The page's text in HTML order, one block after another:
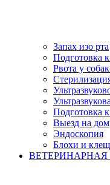
Запах изо рта
Подготовка
Рвота у
Подготовка
Выезд на дом
Эндоскопия
Блохи и